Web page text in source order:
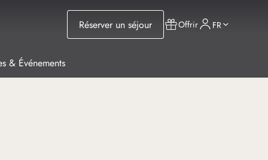
Réserver un séjour Offrir FR
& Événements